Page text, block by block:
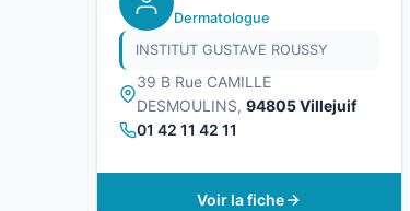
Dermatologue
INSTITUT GUSTAVE ROUSSY
39 B Rue CAMILLE
DESMOULINS, 94805 Villejuif
01 42 11 42 11
Voir la fiche